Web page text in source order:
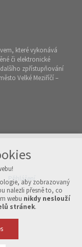
které vykonává
či elektronické
zpřístupňování
Velké Meziříčí –
Přihlášení
Vytvořeno v xart.cz
aby zobrazovaný
nalezli přesně to, co
webu nikdy neslouží
stránek.